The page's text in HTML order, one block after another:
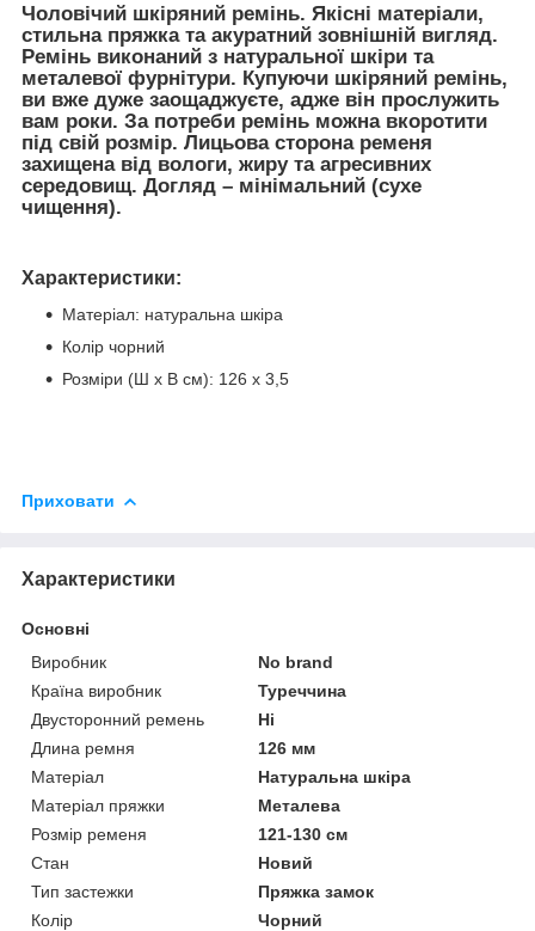
Чоловічий шкіряний ремінь. Якісні матеріали,
стильна пряжка та акуратний зовнішній вигляд.
Ремінь виконаний з натуральної шкіри та
металевої фурнітури. Купуючи шкіряний ремінь,
ви вже дуже заощаджуєте, адже він прослужить
вам роки. За потреби ремінь можна вкоротити
під свій розмір. Лицьова сторона ременя
захищена від вологи, жиру та агресивних
середовищ. Догляд – мінімальний (сухе
чищення).
Характеристики:
Матеріал: натуральна шкіра
Колір чорний
Розміри (Ш х В см): 126 х 3,5
Приховати
Характеристики
Основні
Виробник
No brand
Країна виробник
Туреччина
Двусторонний ремень
Ні
Длина ремня
126 мм
Матеріал
Натуральна шкіра
Матеріал пряжки
Металева
Розмір ременя
121-130 см
Стан
Новий
Тип застежки
Пряжка замок
Колір
Чорний